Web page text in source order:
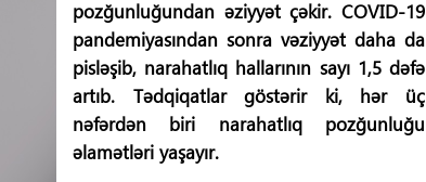
pozğunluğundan əziyyət çəkir. COVID-19
pandemiyasından sonra vəziyyət daha da
pisləşib, narahatlıq hallarının sayı 1,5 dəfə
artıb. Tədqiqatlar göstərir ki, hər üç
nəfərdən biri narahatlıq pozğunluğu
əlamətləri yaşayır.